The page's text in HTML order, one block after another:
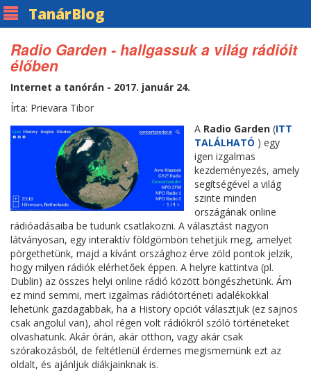
TanárBlog
Radio Garden - hallgassuk a világ rádióit
élőben
Internet a tanórán - 2017. január 24.
Írta: Prievara Tibor
A Radio Garden (ITT
TALÁLHATÓ ) egy
igen izgalmas
kezdeményezés, amely
segítségével a világ
szinte minden
országának online
rádióadásaiba be tudunk csatlakozni. A választást nagyon
látványosan, egy interaktív földgömbön tehetjük meg, amelyet
pörgethetünk, majd a kívánt országhoz érve zöld pontok jelzik,
hogy milyen rádiók elérhetőek éppen. A helyre kattintva (pl.
Dublin) az összes helyi online rádió között böngészhetünk. Ám
ez mind semmi, mert izgalmas rádiótörténeti adalékokkal
lehetünk gazdagabbak, ha a History opciót választjuk (ez sajnos
csak angolul van), ahol régen volt rádiókról szóló történeteket
olvashatunk. Akár órán, akár otthon, vagy akár csak
szórakozásból, de feltétlenül érdemes megismernünk ezt az
oldalt, és ajánljuk diákjainknak is.